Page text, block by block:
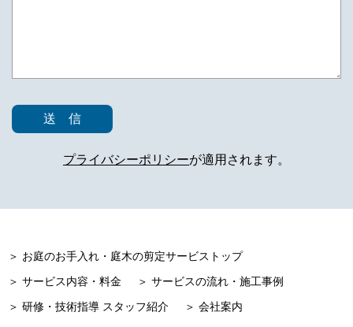
プライバシーポリシーが適用されます。
＞ お庭のお手入れ・庭木の剪定サービストップ
＞ サービス内容・料金
＞ サービスの流れ・施工事例
＞ 研修・技術指導 スタッフ紹介
＞ 会社案内